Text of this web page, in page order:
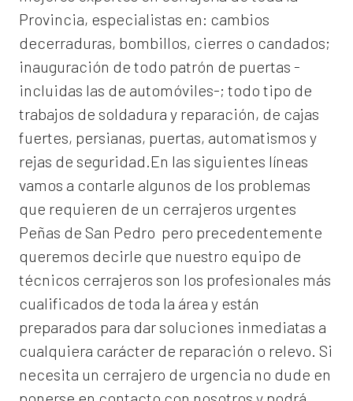
Provincia, especialistas en: cambios
decerraduras, bombillos, cierres o candados;
inauguración de todo patrón de puertas -
incluidas las de automóviles-; todo tipo de
trabajos de soldadura y reparación, de cajas
fuertes, persianas, puertas, automatismos y
rejas de seguridad.En las siguientes líneas
vamos a contarle algunos de los problemas
que requieren de un cerrajeros urgentes
Peñas de San Pedro pero precedentemente
queremos decirle que nuestro equipo de
técnicos cerrajeros son los profesionales más
cualificados de toda la área y están
preparados para dar soluciones inmediatas a
cualquiera carácter de reparación o relevo. Si
necesita un cerrajero de urgencia no dude en